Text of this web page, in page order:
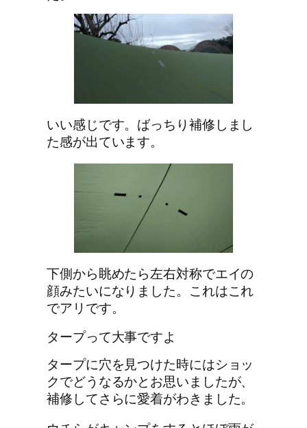
いい感じです。ばっちり補修しまし
た感が出ています。
下側から眺めたら左右対称でエイの
顔みたいになりました。これはこれ
でアリです。
タープって大事ですよ
タープに穴を見つけた時にはショッ
クでどうなるかとお思いましたが、
補修してさらに愛着がわきました。